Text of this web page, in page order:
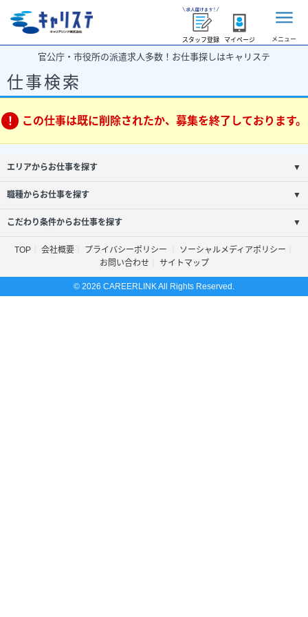
スタッフ登録 マイページ メニュー
官公庁・市役所の派遣求人多数！お仕事探しはキャリステ
仕事検索
この仕事は既に削除されたか、募集を終了しております。
エリアからお仕事を探す ▼
職種からお仕事を探す ▼
こだわり条件からお仕事を探す ▼
TOP 会社概要 プライバシーポリシー
ソーシャルメディアポリシー
お問い合わせ
サイトマップ
© 2026 CAREERLINK All Rights Reserved.